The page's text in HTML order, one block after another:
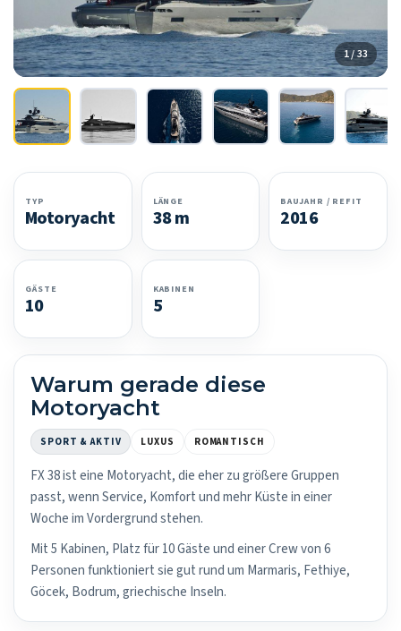
1 / 33
TYP
Motoryacht
LÄNGE
38 m
BAUJAHR / REFIT
2016
GÄSTE
10
KABINEN
5
Warum gerade diese
Motoryacht
SPORT & AKTIV LUXUS ROMANTISCH
FX 38 ist eine Motoryacht, die eher zu größere Gruppen
passt, wenn Service, Komfort und mehr Küste in einer
Woche im Vordergrund stehen.
Mit 5 Kabinen, Platz für 10 Gäste und einer Crew von 6
Personen funktioniert sie gut rund um Marmaris, Fethiye,
Göcek, Bodrum, griechische Inseln.